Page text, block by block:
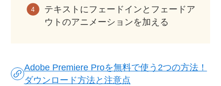
テキストにフェードインとフェードア
ウトのアニメーションを加える
Adobe Premiere Proを無料で使う2つの方法！
ダウンロード方法と注意点